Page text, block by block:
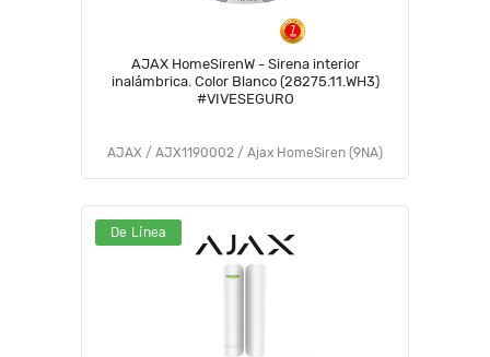
AJAX HomeSirenW - Sirena interior
inalámbrica. Color Blanco (28275.11.WH3)
#VIVESEGURO
AJAX / AJX1190002 / Ajax HomeSiren (9NA)
De Línea